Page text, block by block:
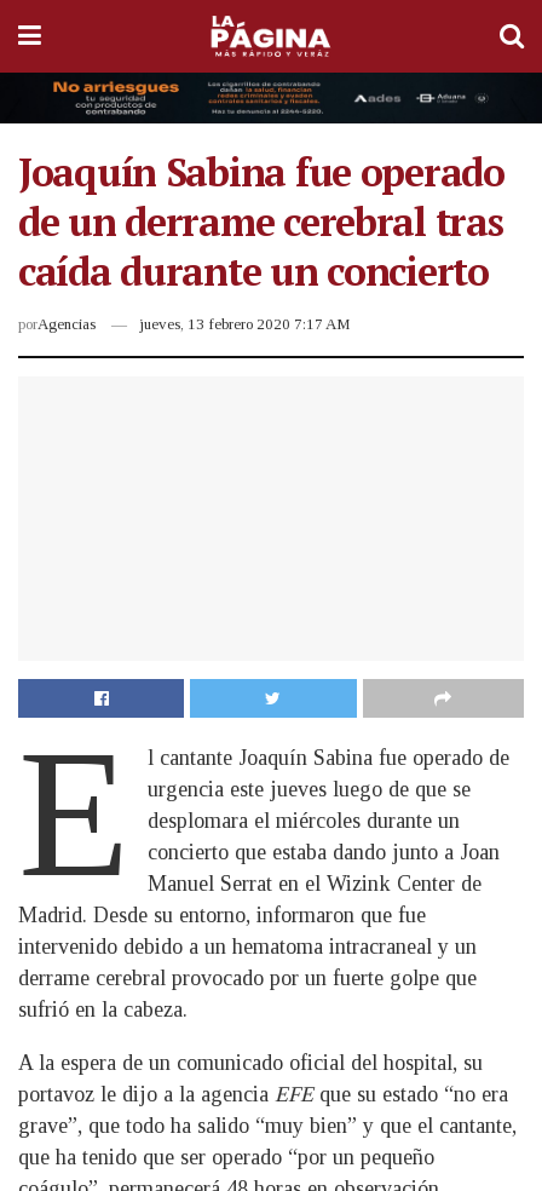
Joaquín Sabina fue operado
de un derrame cerebral tras
caída durante un concierto
porAgencias jueves, 13 febrero 2020 7:17 AM
E
l cantante Joaquín Sabina fue operado de
urgencia este jueves luego de que se
desplomara el miércoles durante un
concierto que estaba dando junto a Joan
Manuel Serrat en el Wizink Center de
Madrid. Desde su entorno, informaron que fue
intervenido debido a un hematoma intracraneal y un
derrame cerebral provocado por un fuerte golpe que
sufrió en la cabeza.
A la espera de un comunicado oficial del hospital, su
portavoz le dijo a la agencia EFEque su estado “no era
grave”, que todo ha salido “muy bien” y que el cantante,
que ha tenido que ser operado “por un pequeño